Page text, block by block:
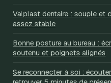
Valplast dentaire : souple et
assez stable
Bonne posture au bureau :
soutenu et poignets alignés
Se reconnecter à soi :